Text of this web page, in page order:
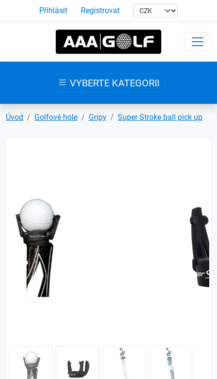
Přihlásit Registrovat
VYBERTE KATEGORII
Úvod Golfové hole Gripy Super Stroke ball pick up